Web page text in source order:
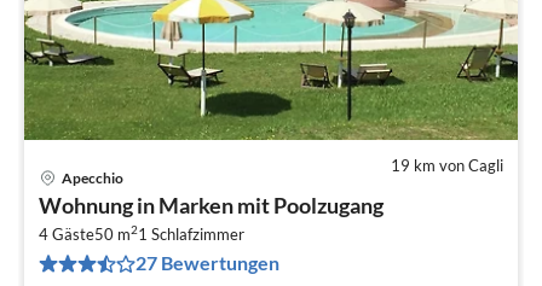
19 km von Cagli
Apecchio
Wohnung in Marken mit Poolzugang
4 Gäste50 m21 Schlafzimmer
27 Bewertungen